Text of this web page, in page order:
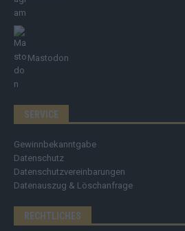
Mastodon
SERVICE
Gewinnbekanntgabe
Datenschutz
Datenschutzvereinbarungen
Datenauszug & Löschanfrage
RECHTLICHES